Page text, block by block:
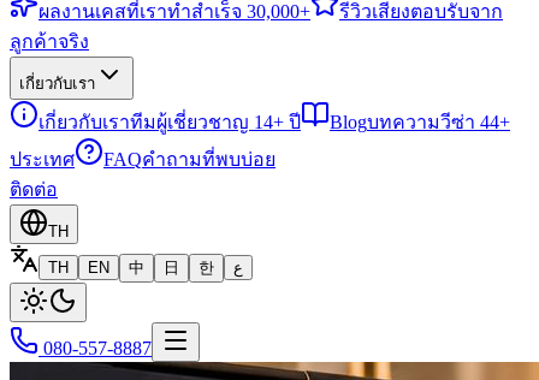
ผลงานเคสที่เราทำสำเร็จ 30,000+ รีวิวเสียงตอบรับจาก
ลูกค้าจริง
เกี่ยวกับเรา
เกี่ยวกับเราทีมผู้เชี่ยวชาญ 14+ ปี Blogบทความวีซ่า 44+
ประเทศ
FAQคำถามที่พบบ่อย
ติดต่อ
TH
TH
EN 中 日 한 ع
080-557-8887